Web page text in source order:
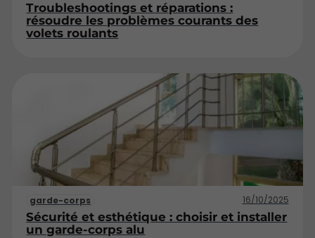
Troubleshootings et réparations :
résoudre les problèmes courants des
volets roulants
garde-corps 16/10/2025
Sécurité et esthétique : choisir et installer
un garde-corps alu